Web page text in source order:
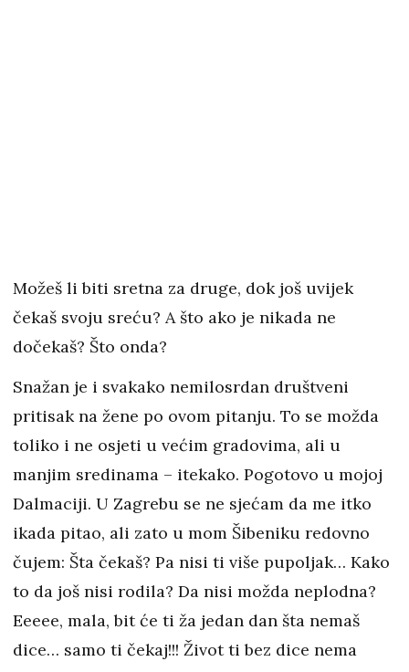
Možeš li biti sretna za druge, dok još uvijek
čekaš svoju sreću? A što ako je nikada ne
dočekaš? Što onda?
Snažan je i svakako nemilosrdan društveni
pritisak na žene po ovom pitanju. To se možda
toliko i ne osjeti u većim gradovima, ali u
manjim sredinama – itekako. Pogotovo u mojoj
Dalmaciji. U Zagrebu se ne sjećam da me itko
ikada pitao, ali zato u mom Šibeniku redovno
čujem: Šta čekaš? Pa nisi ti više pupoljak… Kako
to da još nisi rodila? Da nisi možda neplodna?
Eeeee, mala, bit će ti ža jedan dan šta nemaš
dice… samo ti čekaj!!! Život ti bez dice nema